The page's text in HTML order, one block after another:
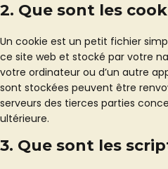
2. Que sont les
Un cookie est un petit fichier
ce site web et stocké par votre
votre ordinateur ou d’un autre
sont stockées peuvent être
serveurs des tierces parties
ultérieure.
3. Que sont les